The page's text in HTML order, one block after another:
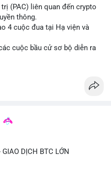
(PAC) liên quan đến crypto
thông.
4 cuộc đua tại Hạ viện và
cuộc bầu cử sơ bộ diễn ra
DỊCH BTC LỚN